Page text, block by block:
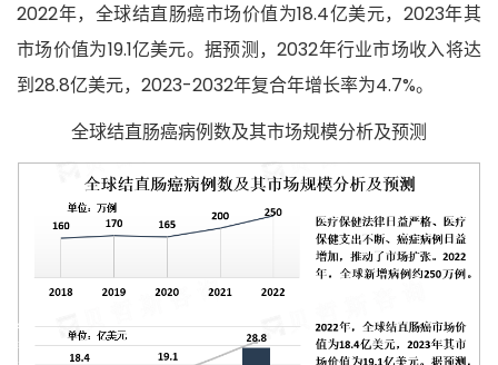
2022年， 全球结直肠癌市场价值为18.4亿美元，2023年其
市场价值为19.1亿美元。据预测，2032年行业市场收入将达
到28.8亿美元，2023-2032年复合年增长率为4.7%。
全球结直肠癌病例数及其市场规模分析及预测